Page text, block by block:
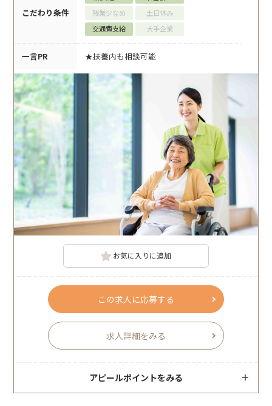
こだわり条件
残業少なめ
土日休み
交通費支給
大手企業
一言PR ★扶養内も相談可能
お気に入りに追加
この求人に応募する
求人詳細をみる
アピールポイントをみる